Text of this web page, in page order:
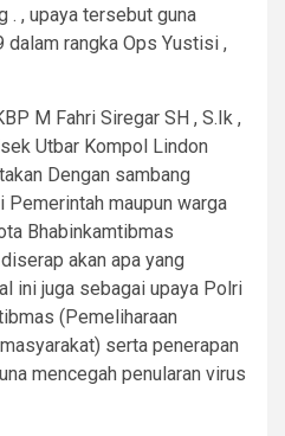
. , upaya tersebut guna
dalam rangka Ops Yustisi ,
M Fahri Siregar SH , S.Ik ,
Utbar Kompol Lindon
Dengan sambang
maupun warga
Bhabinkamtibmas
akan apa yang
ini juga sebagai upaya Polri
(Pemeliharaan
serta penerapan
mencegah penularan virus